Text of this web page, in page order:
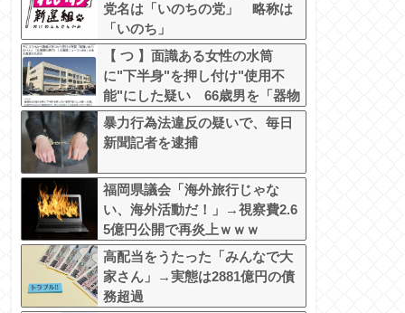
党名は「いのちの党」 略称は
「いのち」
【 つ 】面識ある女性の水筒
に"下半身"を押し付け"使用不
能"にした疑い 66歳男を「器物
損壊」容疑で逮捕 札幌市
暴力行為法違反の疑いで、毎日
新聞記者を逮捕
福岡県議会「海外旅行じゃな
い、海外活動だ！」→視察費2.6
5億円公開で再炎上ｗｗｗ
高配当をうたった「みんなで大
家さん」→実態は2881億円の債
務超過